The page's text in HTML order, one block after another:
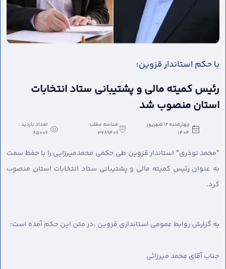
با حکم استاندار قزوین؛
رئیس کمیته مالی و پشتیبانی ستاد انتخابات
استان منصوب شد
چهارشنبه 12 شهریور
1404
شناسه مطلب:
3289406
تعداد بازدید :
85006
"محمد نوذری" استاندار قزوین طی حکمی محمدمیرزایی را با حفظ سمت
به عنوان رئیس کمیته مالی و پشتیبانی ستاد انتخابات استان منصوب
کرد.
به گزارش روابط عمومی استانداری قزوین ،در متن این حکم آمده است:
جناب آقای محمد میرزائی